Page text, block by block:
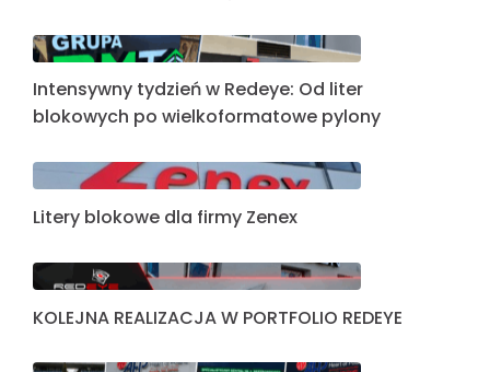
Intensywny tydzień w Redeye: Od liter
blokowych po wielkoformatowe pylony
Litery blokowe dla firmy Zenex
KOLEJNA REALIZACJA W PORTFOLIO REDEYE